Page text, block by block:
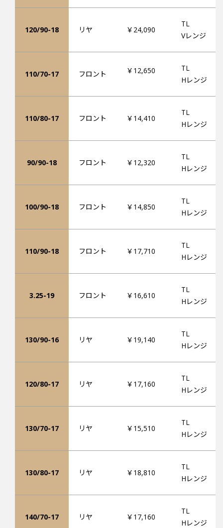
120/90-18 リヤ ￥24,090
TL
Vレンジ
110/70-17 フロント ￥12,650
TL
Hレンジ
110/80-17 フロント ￥14,410
TL
Hレンジ
90/90-18 フロント ￥12,320
TL
Hレンジ
100/90-18 フロント ￥14,850
TL
Hレンジ
110/90-18 フロント ￥17,710
TL
Hレンジ
3.25-19 フロント ￥16,610
TL
Hレンジ
130/90-16 リヤ ￥19,140
TL
Hレンジ
120/80-17 リヤ ￥17,160
TL
Hレンジ
130/70-17 リヤ ￥15,510
TL
Hレンジ
130/80-17 リヤ ￥18,810
TL
Hレンジ
140/70-17 リヤ ￥17,160
TL
Hレンジ